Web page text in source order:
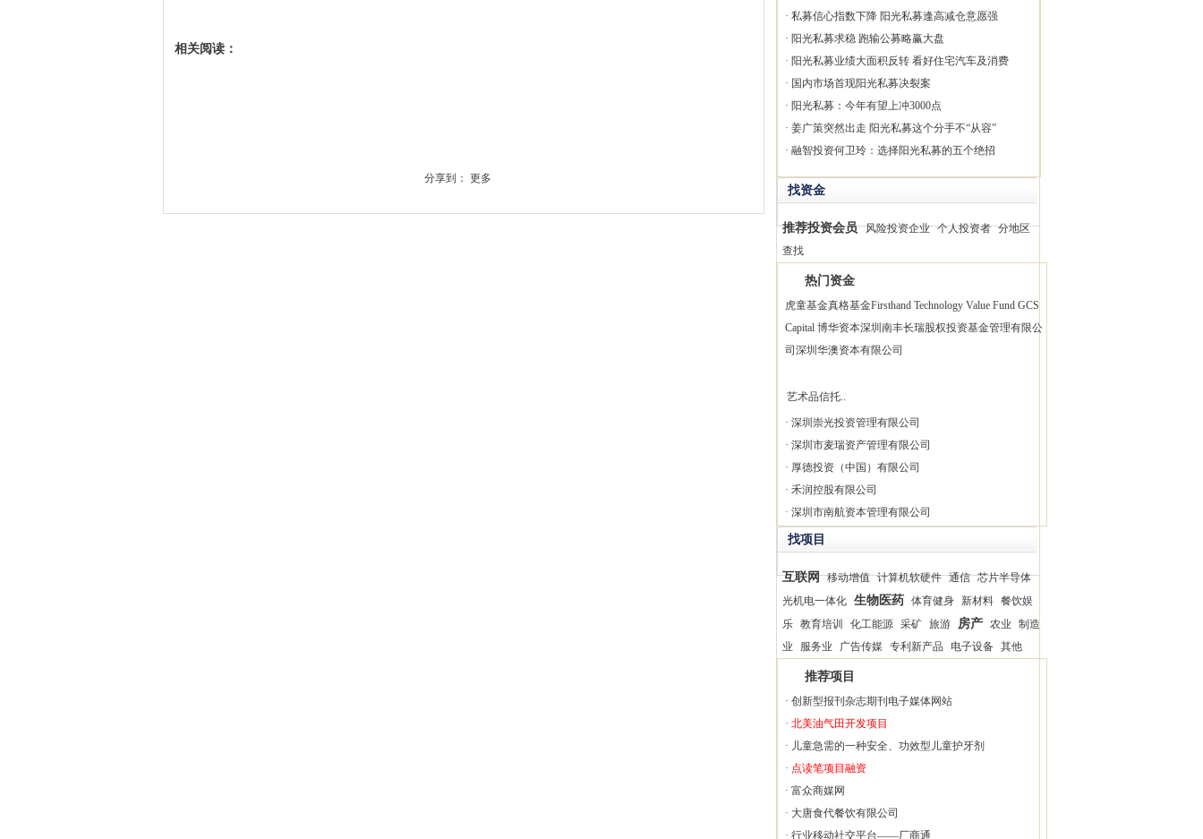
相关阅读：
分享到： 更多
· 私募信心指数下降 阳光私募逢高减仓意愿强
· 阳光私募求稳 跑输公募略赢大盘
· 阳光私募业绩大面积反转 看好住宅汽车及消费
· 国内市场首现阳光私募决裂案
· 阳光私募：今年有望上冲3000点
· 姜广策突然出走 阳光私募这个分手不“从容”
· 融智投资何卫玲：选择阳光私募的五个绝招
找资金
推荐投资会员 风险投资企业 个人投资者 分地区
查找
热门资金
虎童基金真格基金Firsthand Technology Value Fund GCS
Capital 博华资本深圳南丰长瑞股权投资基金管理有限公
司 深圳华澳资本有限公司
艺术品信托..
· 深圳崇光投资管理有限公司
· 深圳市麦瑞资产管理有限公司
· 厚德投资（中国）有限公司
· 禾润控股有限公司
· 深圳市南航资本管理有限公司
找项目
互联网 移动增值 计算机软硬件 通信 芯片半导体
光机电一体化 生物医药 体育健身 新材料 餐饮娱
乐 教育培训 化工能源 采矿 旅游 房产 农业
制造
业
服务业 广告传媒 专利新产品 电子设备 其他
推荐项目
· 创新型报刊杂志期刊电子媒体网站
· 北美油气田开发项目
· 儿童急需的一种安全、功效型儿童护牙剂
· 点读笔项目融资
· 富众商媒网
· 大唐食代餐饮有限公司
· 行业移动社交平台——厂商通